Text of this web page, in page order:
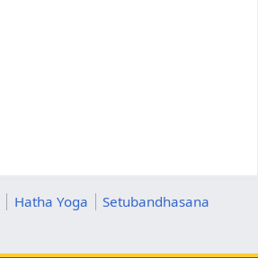
Hatha Yoga
Setubandhasana